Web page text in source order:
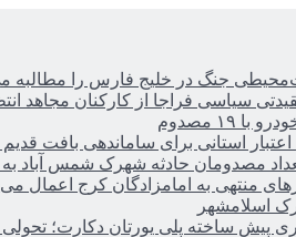
جنگ در خلیج فارس را مطالبه‌
سیاسی فراجا از کارکنان مجاهد
حادثه شهرک شمس آباد به ۲۱نفر رسید
منتهی به امامزادگان کرج اعمال
پیش ساخته پلی یورتان دکارت؛